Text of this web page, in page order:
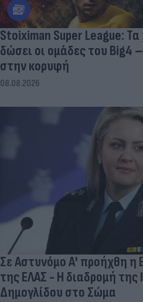
Stoiximan Super League:
δώσει οι ομάδες του Big4
στην κορυφή
08.08.2026
Σε Αστυνόμο Α' προήχθη
της ΕΛΑΣ - Η διαδρομή
Δημογλίδου στο Σώμα